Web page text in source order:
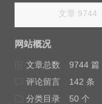
文章 9744
网站概况
文章总数
9744 篇
评论留言
142 条
分类目录
50 个